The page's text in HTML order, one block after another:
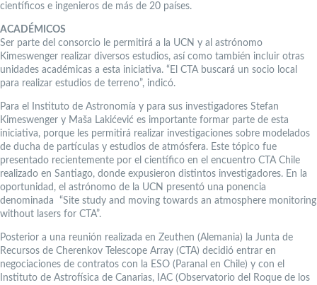
científicos e ingenieros de más de 20 países.
ACADÉMICOS
Ser parte del consorcio le permitirá a la UCN y al astrónomo
Kimeswenger realizar diversos estudios, así como también incluir otras
unidades académicas a esta iniciativa. “El CTA buscará un socio local
para realizar estudios de terreno”, indicó.
Para el Instituto de Astronomía y para sus investigadores Stefan
Kimeswenger y Maša Lakićević es importante formar parte de esta
iniciativa, porque les permitirá realizar investigaciones sobre modelados
de ducha de partículas y estudios de atmósfera. Este tópico fue
presentado recientemente por el científico en el encuentro CTA Chile
realizado en Santiago, donde expusieron distintos investigadores. En la
oportunidad, el astrónomo de la UCN presentó una ponencia
denominada “Site study and moving towards an atmosphere monitoring
without lasers for CTA”.
Posterior a una reunión realizada en Zeuthen (Alemania) la Junta de
Recursos de Cherenkov Telescope Array (CTA) decidió entrar en
negociaciones de contratos con la ESO (Paranal en Chile) y con el
Instituto de Astrofísica de Canarias, IAC (Observatorio del Roque de los